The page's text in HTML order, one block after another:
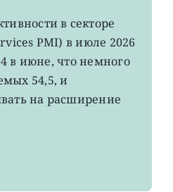
Индекс
деловой
активности
в
США
в секторе
PMI) в июле 2026
в июне, что немного
54,5, и
на расширение